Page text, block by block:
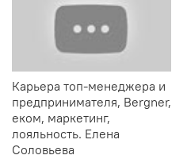
Карьера топ-менеджера и
предпринимателя, Bergner,
еком, маркетинг,
лояльность. Елена
Соловьева